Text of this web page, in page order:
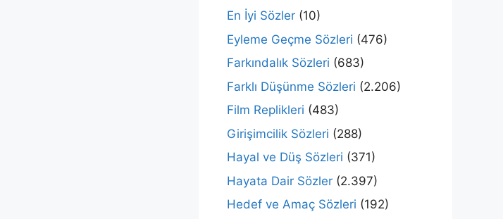
En İyi Sözler (10)
Eyleme Geçme Sözleri (476)
Farkındalık Sözleri (683)
Farklı Düşünme Sözleri (2.206)
Film Replikleri (483)
Girişimcilik Sözleri (288)
Hayal ve Düş Sözleri (371)
Hayata Dair Sözler (2.397)
Hedef ve Amaç Sözleri (192)